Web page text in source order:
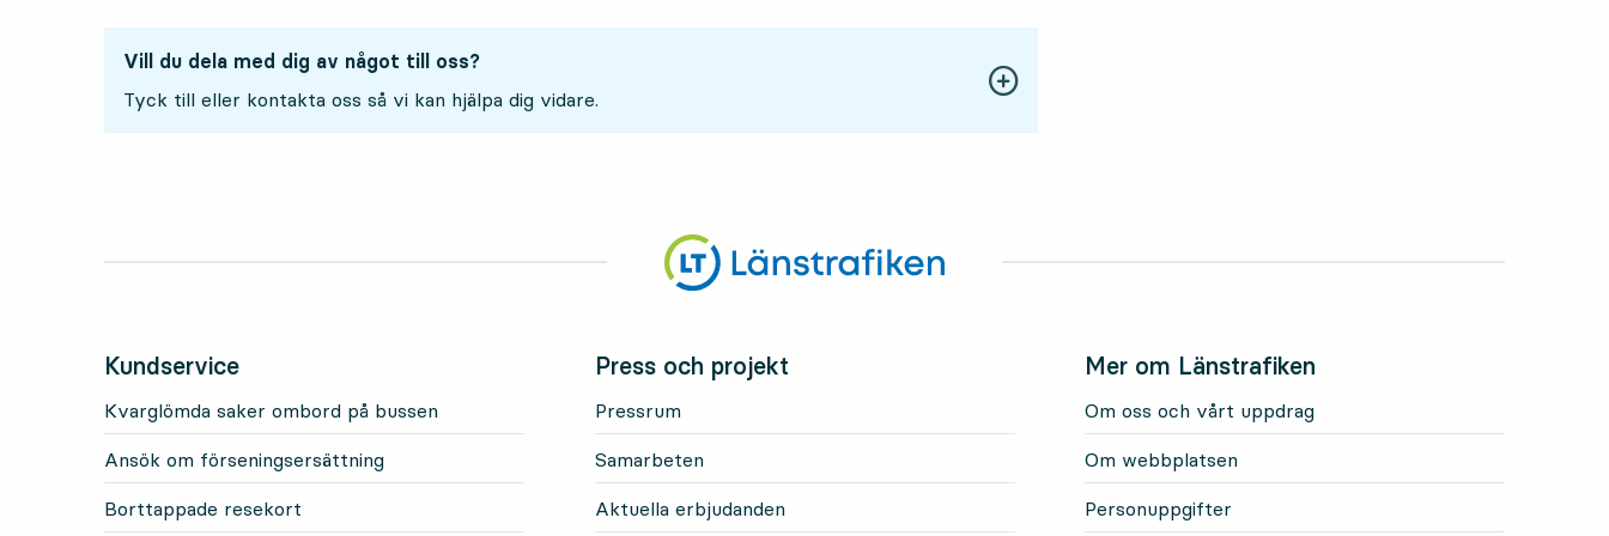
Vill du dela med dig av något till oss?
Tyck till eller kontakta oss så vi kan hjälpa dig vidare.
Kundservice
Kvarglömda saker ombord på bussen
Ansök om förseningsersättning
Borttappade resekort
Press och projekt
Pressrum
Samarbeten
Aktuella erbjudanden
Mer om Länstrafiken
Om oss och vårt uppdrag
Om webbplatsen
Personuppgifter